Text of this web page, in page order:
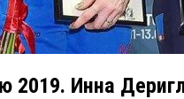
2019. Инна